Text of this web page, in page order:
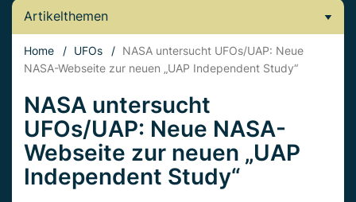
Artikelthemen
Home / UFOs / NASA untersucht UFOs/UAP: Neue
NASA-Webseite zur neuen „UAP Independent Study“
NASA untersucht
UFOs/UAP: Neue NASA-
Webseite zur neuen „UAP
Independent Study“